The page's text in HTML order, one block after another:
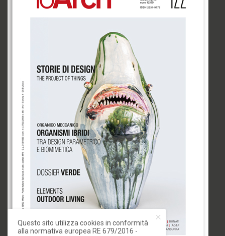
Questo sito utilizza cookies in conformità
alla normativa europea RE 679/2016 -